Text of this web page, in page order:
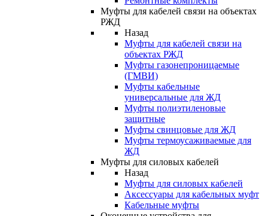
Муфты для кабелей связи на объектах
РЖД
Назад
Муфты для кабелей связи на
объектах РЖД
Муфты газонепроницаемые
(ГМВИ)
Муфты кабельные
универсальные для ЖД
Муфты полиэтиленовые
защитные
Муфты свинцовые для ЖД
Муфты термоусаживаемые для
ЖД
Муфты для силовых кабелей
Назад
Муфты для силовых кабелей
Аксессуары для кабельных муфт
Кабельные муфты